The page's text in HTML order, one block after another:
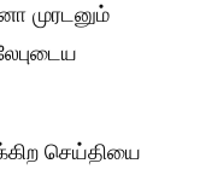
முரடனும்
செய்தியை